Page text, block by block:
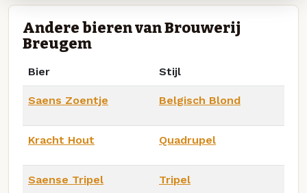
Andere bieren van Brouwerij
Breugem
Bier Stijl
Saens Zoentje Belgisch Blond
Kracht Hout Quadrupel
Saense Tripel Tripel